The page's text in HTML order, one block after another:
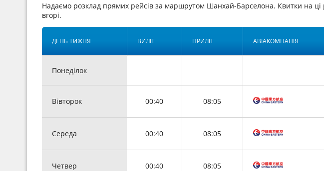
Надаємо розклад прямих рейсів за маршрутом Шанхай-Барселона. Квитки на
вгорі.
ДЕНЬ ТИЖНЯ ВИЛІТ ПРИЛІТ АВІАКОМПАНІЯ
Понеділок
Вівторок 00:40 08:05
Середа 00:40 08:05
Четвер 00:40 08:05